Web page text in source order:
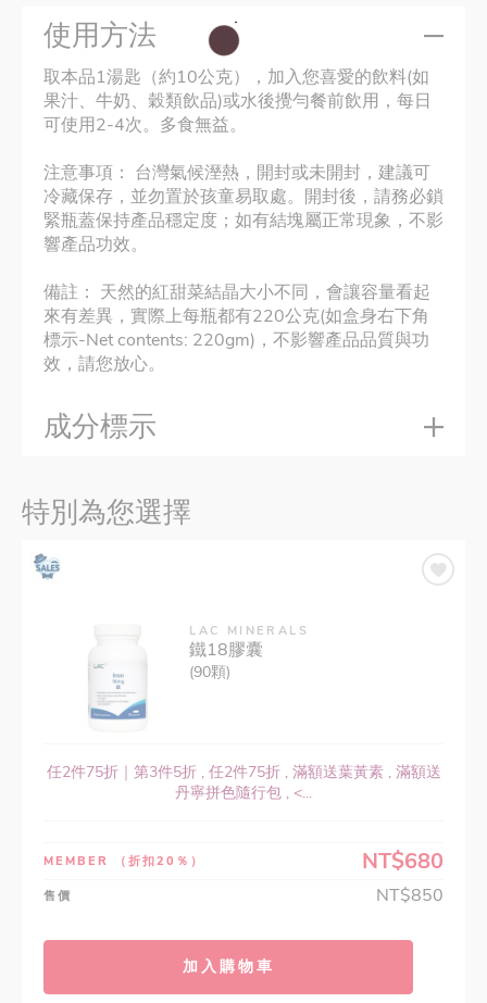
使用方法
取本品1湯匙（約10公克），加入您喜愛的飲料(如
果汁、牛奶、穀類飲品)或水後攪勻餐前飲用，每日
可使用2-4次。多食無益。
注意事項： 台灣氣候溼熱，開封或未開封，建議可
冷藏保存，並勿置於孩童易取處。開封後，請務必鎖
緊瓶蓋保持產品穩定度；如有結塊屬正常現象，不影
響產品功效。
備註： 天然的紅甜菜結晶大小不同，會讓容量看起
來有差異，實際上每瓶都有220公克(如盒身右下角
標示-Net contents: 220gm)，不影響產品品質與功
效，請您放心。
成分標示
特別為您選擇
LAC MINERALS
鐵18膠囊
(90顆)
任2件75折｜第3件5折 , 任2件75折 , 滿額送葉黃素 , 滿額送
丹寧拼色隨行包 , <...
MEMBER （折扣20％） NT$680
售價 NT$850
加入購物車